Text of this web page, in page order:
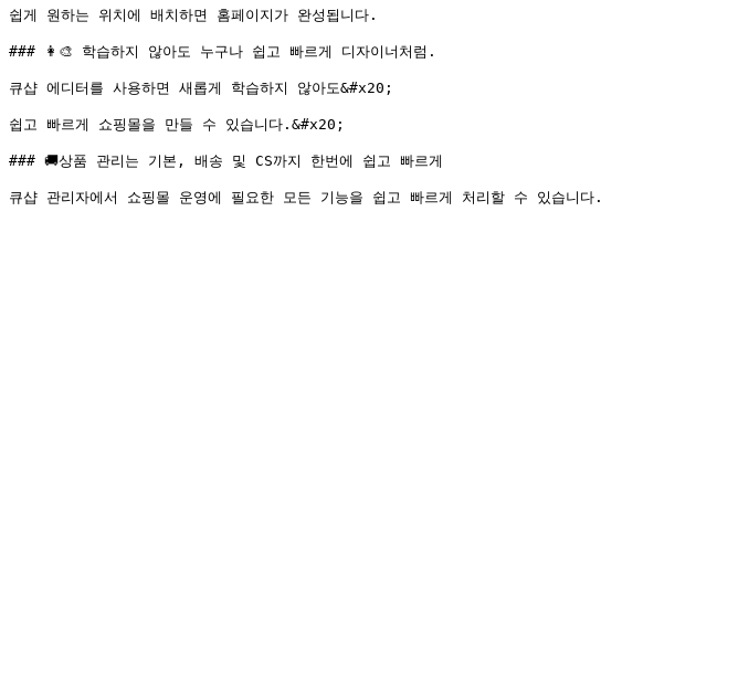
쉽게 원하는 위치에 배치하면 홈페이지가 완성됩니다.
### 👩‍🎨 학습하지 않아도 누구나 쉽고 빠르게 디자이너처럼.
큐샵 에디터를 사용하면 새롭게 학습하지 않아도&#x20;
쉽고 빠르게 쇼핑몰을 만들 수 있습니다.&#x20;
### 🚚상품 관리는 기본, 배송 및 CS까지 한번에 쉽고 빠르게